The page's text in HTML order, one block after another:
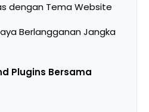
dengan Tema Website
Berlangganan Jangka
Plugins Bersama